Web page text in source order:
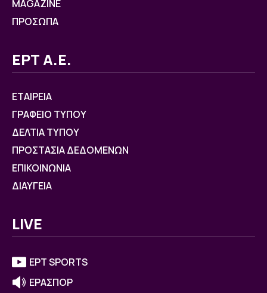
MAGAZINE
ΠΡΟΣΩΠΑ
ΕΡΤ Α.Ε.
ΕΤΑΙΡΕΙΑ
ΓΡΑΦΕΙΟ ΤΥΠΟΥ
ΔΕΛΤΙΑ ΤΥΠΟΥ
ΠΡΟΣΤΑΣΙΑ ΔΕΔΟΜΕΝΩΝ
ΕΠΙΚΟΙΝΩΝΙΑ
ΔΙΑΥΓΕΙΑ
LIVE
ΕΡΤ SPORTS
ΕΡΑΣΠΟΡ